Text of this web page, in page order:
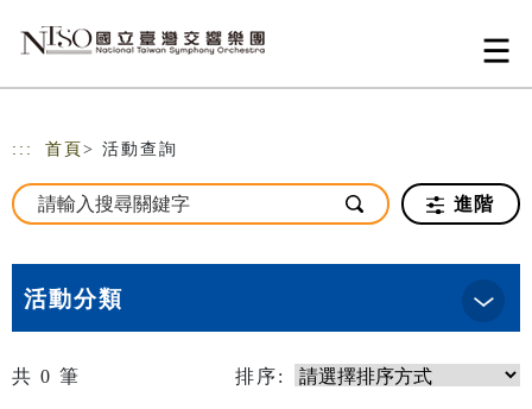
::: 首頁 > 活動查詢
進階
活動分類
共 0 筆 排序: